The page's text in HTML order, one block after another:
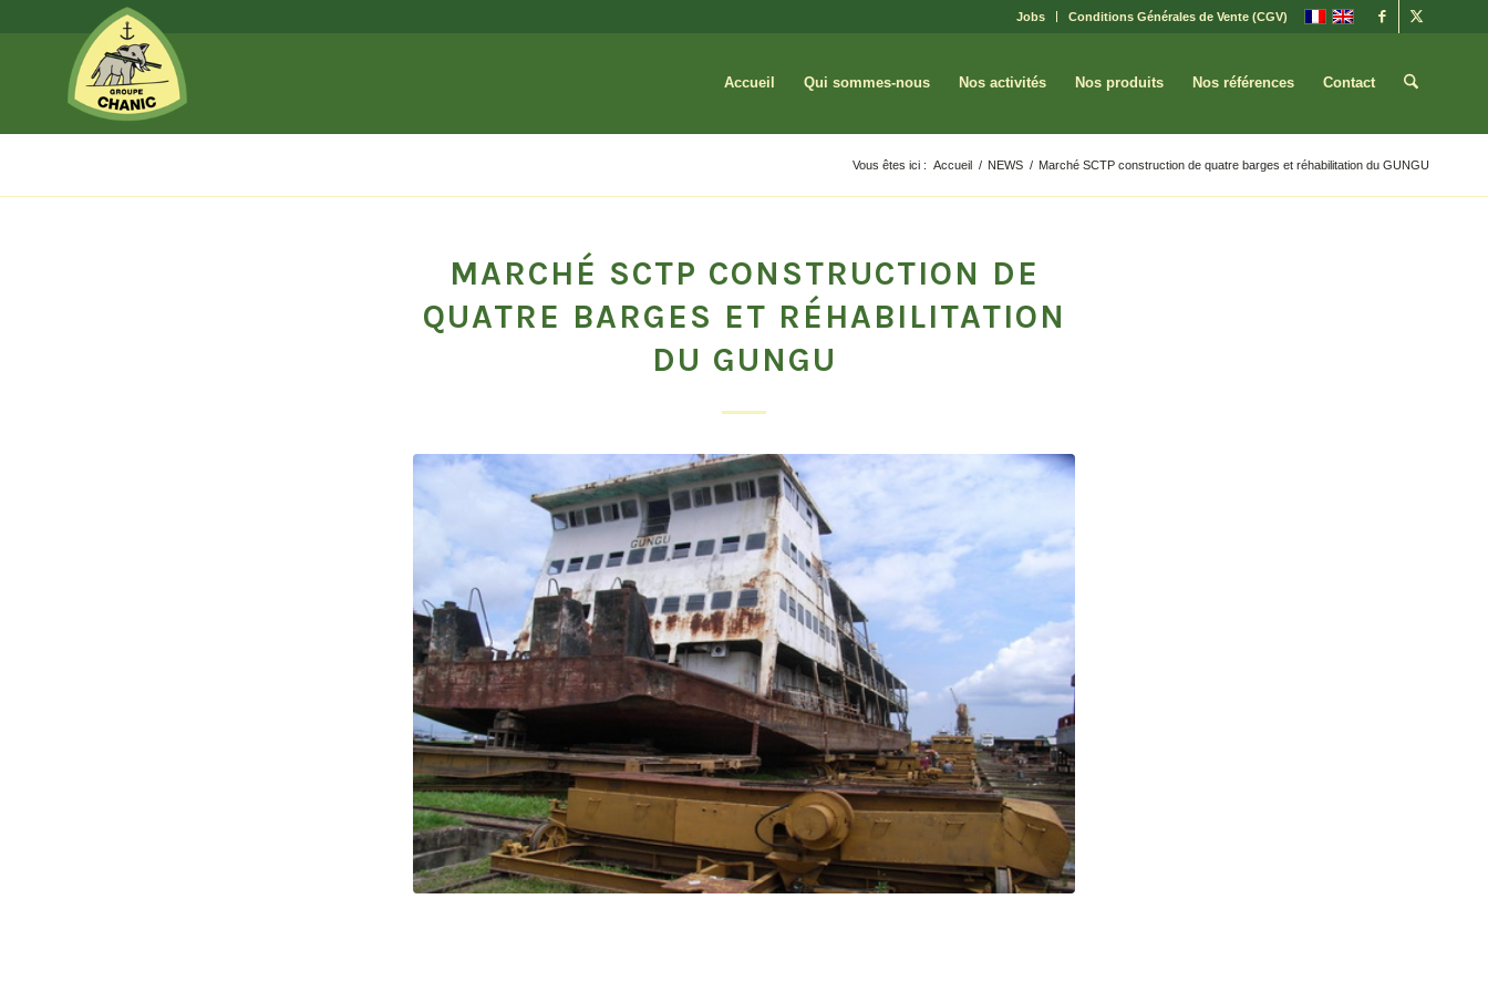
Jobs Conditions Générales de Vente (CGV)
Accueil Qui sommes-nous Nos activités Nos produits Nos références Contact
Vous êtes ici : Accueil / NEWS / Marché SCTP construction de quatre barges et réhabilitation du GUNGU
MARCHÉ SCTP CONSTRUCTION DE
QUATRE BARGES ET RÉHABILITATION
DU GUNGU